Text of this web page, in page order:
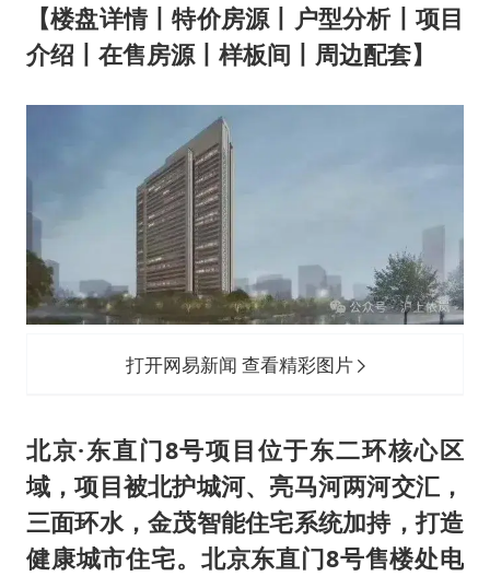
【楼盘详情丨特价房源丨户型分析丨项目
介绍丨在售房源丨样板间丨周边配套】
打开网易新闻 查看精彩图片
北京·东直门8号项目位于东二环核心区
域，项目被北护城河、亮马河两河交汇，
三面环水，金茂智能住宅系统加持，打造
健康城市住宅。北京东直门8号售楼处电